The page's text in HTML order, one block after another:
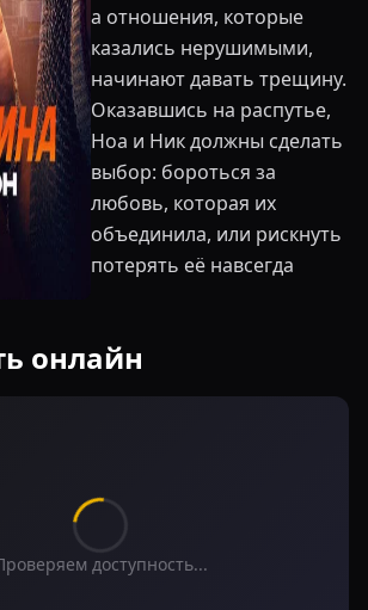
а отношения, которые
казались нерушимыми,
начинают давать трещину.
Оказавшись на распутье,
Ноа и Ник должны сделать
выбор: бороться за
любовь, которая их
объединила, или рискнуть
потерять её навсегда
онлайн
доступность...